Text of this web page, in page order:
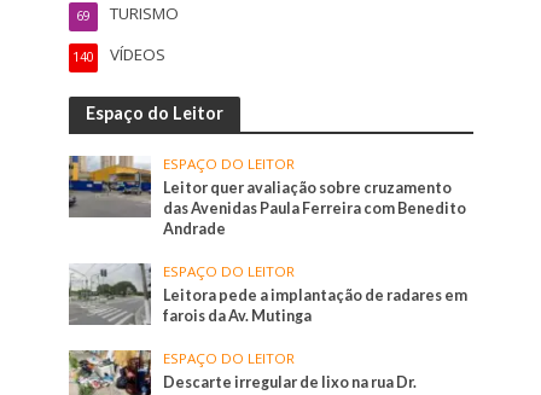
TURISMO
69
VÍDEOS
140
Espaço do Leitor
ESPAÇO DO LEITOR
Leitor quer avaliação sobre cruzamento
das Avenidas Paula Ferreira com Benedito
Andrade
ESPAÇO DO LEITOR
Leitora pede a implantação de radares em
farois da Av. Mutinga
ESPAÇO DO LEITOR
Descarte irregular de lixo na rua Dr.